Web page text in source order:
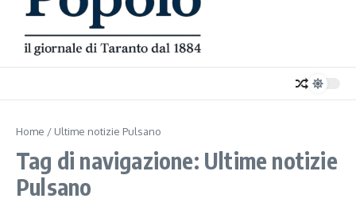
Home / Ultime notizie Pulsano
Tag di navigazione: Ultime notizie
Pulsano